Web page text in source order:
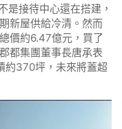
是接待中心還在搭建，
新屋供給冷清。然而
價約6.47億元，買了
都集團董事長唐承表
約370坪，未來將蓋超